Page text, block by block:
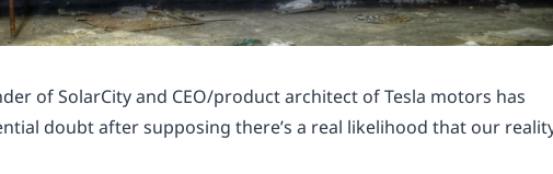
of SolarCity and CEO/product architect of Tesla motors has
doubt after supposing there’s a real likelihood that our